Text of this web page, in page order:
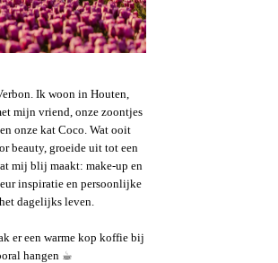
Ik woon in Houten,
mijn vriend, onze zoontjes
onze kat Coco. Wat ooit
beauty, groeide uit tot een
mij blij maakt: make-up en
inspiratie en persoonlijke
dagelijks leven.
er een warme kop koffie bij
hangen ☕︎